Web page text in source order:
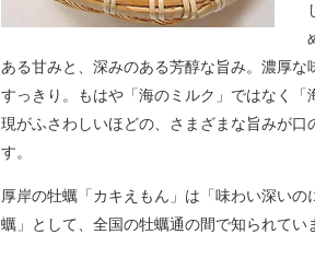
ある甘みと、深みのある芳醇な旨み。濃厚な
すっきり。もはや「海のミルク」ではなく「
現がふさわしいほどの、さまざまな旨みが口
す。
厚岸の牡蠣「カキえもん」は「味わい深いの
蠣」として、全国の牡蠣通の間で知られてい